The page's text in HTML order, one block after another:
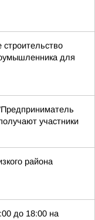
строительство
для
участники
района
до 18:00 на